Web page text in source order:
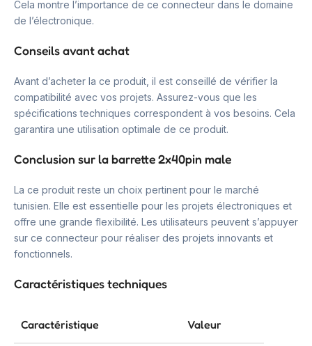
Cela montre l’importance de ce connecteur dans le domaine
de l’électronique.
Conseils avant achat
Avant d’acheter la ce produit, il est conseillé de vérifier la
compatibilité avec vos projets. Assurez-vous que les
spécifications techniques correspondent à vos besoins. Cela
garantira une utilisation optimale de ce produit.
Conclusion sur la barrette 2x40pin male
La ce produit reste un choix pertinent pour le marché
tunisien. Elle est essentielle pour les projets électroniques et
offre une grande flexibilité. Les utilisateurs peuvent s’appuyer
sur ce connecteur pour réaliser des projets innovants et
fonctionnels.
Caractéristiques techniques
Caractéristique Valeur